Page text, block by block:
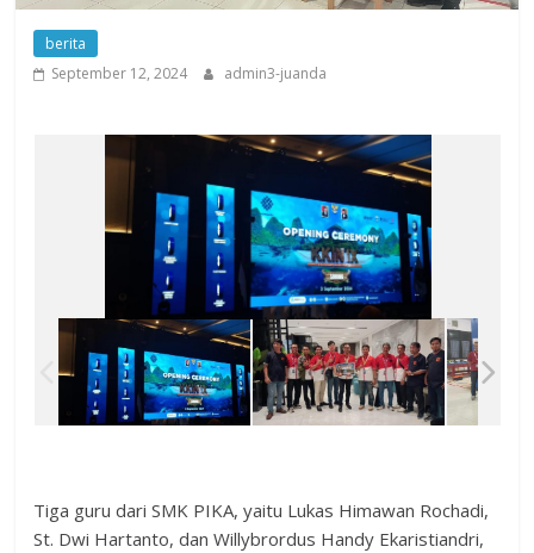
berita
September 12, 2024
admin3-juanda
Tiga guru dari SMK PIKA, yaitu Lukas Himawan Rochadi,
St. Dwi Hartanto, dan Willybrordus Handy Ekaristiandri,